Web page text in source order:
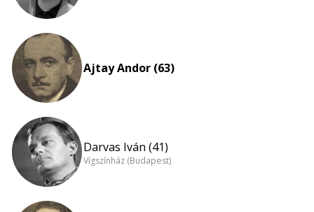
Ajtay Andor (63)
Darvas Iván (41)
Vígszínház (Budapest)